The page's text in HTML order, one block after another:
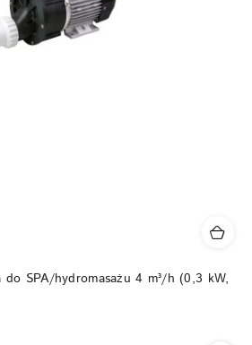
SPA/hydromasażu 4 m³/h (0,3 kW,